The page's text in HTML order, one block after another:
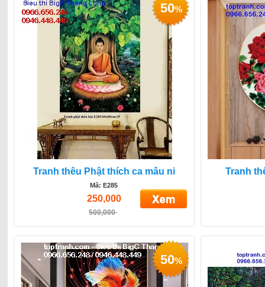
Tranh thêu Phật thích ca mâu ni
Mã: E285
250,000
500,000
50%
Tranh
50%